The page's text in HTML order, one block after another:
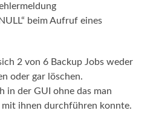
beim Aufruf eines
2 von 6 Backup Jobs weder
oder gar löschen.
in der GUI ohne das man
ihnen durchführen konnte.